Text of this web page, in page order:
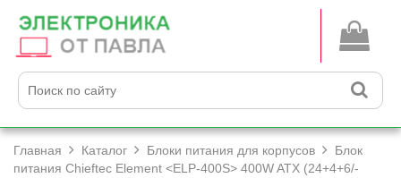
Главная Каталог Блоки питания для корпусов
Блок
питания Chieftec Element <ELP-400S> 400W ATX (24+­4+­6/­